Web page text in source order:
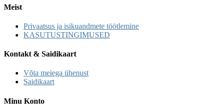
Meist
Privaatsus ja isikuandmete töötlemine
KASUTUSTINGIMUSED
Kontakt & Saidikaart
Võta meiega ühenust
Saidikaart
Minu Konto